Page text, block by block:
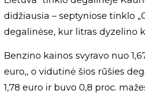
didžiausia – septyniose tinklo
degalinėse, kur litras dyzelino
Benzino kainos svyravo nuo
euro,, o vidutinė šios rūšies
1,78 euro ir buvo 0,8 proc.